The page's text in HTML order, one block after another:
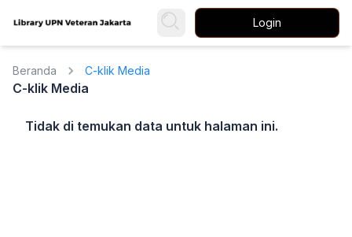
Login
Beranda C-klik Media
C-klik Media
Tidak di temukan data untuk halaman ini.